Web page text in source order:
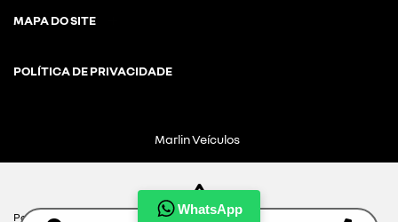
WhatsApp
MAPA DO SITE
POLÍTICA DE PRIVACIDADE
Marlin Veículos
Para otimizar sua experiência durante a navegação, fazemos uso de